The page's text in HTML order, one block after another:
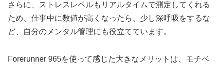
さらに、ストレスレベルもリアルタイムで測定してくれる
ため、仕事中に数値が高くなったら、少し深呼吸をするな
ど、自分のメンタル管理にも役立てています。
Forerunner 965を使って感じた大きなメリットは、モチベ